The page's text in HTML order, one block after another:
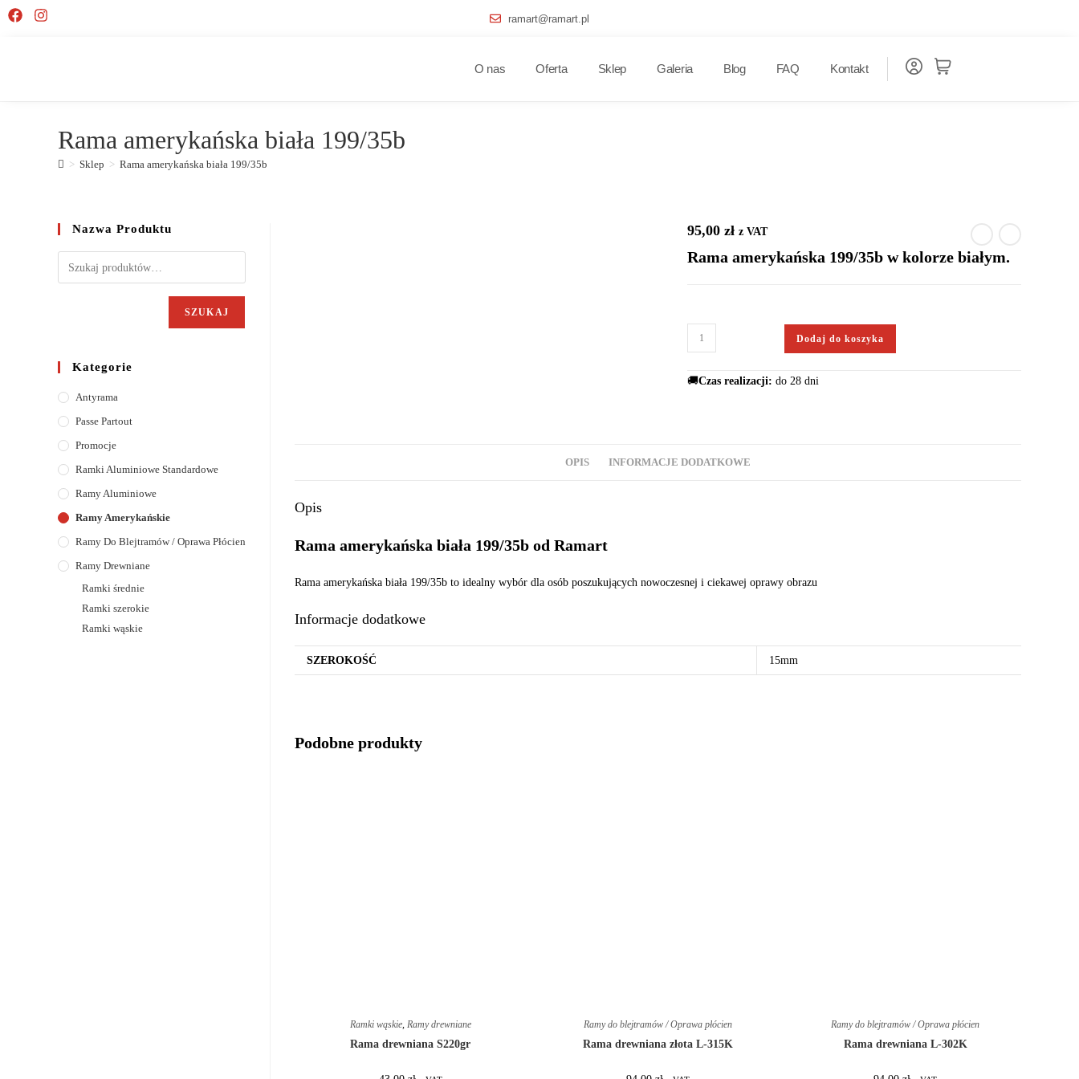
ramart@ramart.pl
O nas Oferta Sklep Galeria Blog FAQ Kontakt
Rama amerykańska biała 199/35b
> Sklep > Rama amerykańska biała 199/35b
95,00 zł z VAT
Rama amerykańska 199/35b w kolorze białym.
Dodaj do koszyka
🚚Czas realizacji: do 28 dni
OPIS INFORMACJE DODATKOWE
Opis
Rama amerykańska biała 199/35b od Ramart
Rama amerykańska biała 199/35b to idealny wybór dla osób poszukujących nowoczesnej i ciekawej oprawy obrazu
Informacje dodatkowe
SZEROKOŚĆ 15mm
Podobne produkty
Ramki wąskie, Ramy drewniane
Rama drewniana S220gr
Ramy do blejtramów / Oprawa płócien
Rama drewniana złota L-315K
Ramy do blejtramów / Oprawa płócien
Rama drewniana L-302K
Nazwa Produktu
SZUKAJ
Kategorie
Antyrama
Passe Partout
Promocje
Ramki Aluminiowe Standardowe
Ramy Aluminiowe
Ramy Amerykańskie
Ramy Do Blejtramów / Oprawa Płócien
Ramy Drewniane
Ramki średnie
Ramki szerokie
Ramki wąskie